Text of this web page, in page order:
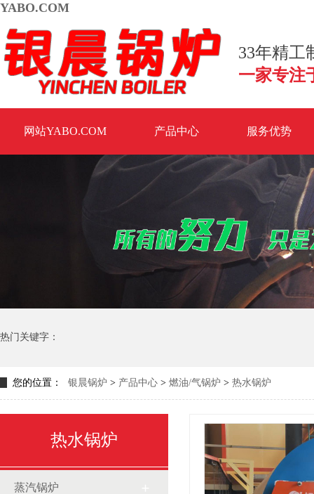
YABO.COM
33年精
一家专注
网站YABO.COM 产品中心 服务优势
热门关键字：
您的位置： 银晨锅炉 > 产品中心 > 燃油/气锅炉 > 热水锅炉
热水锅炉
蒸汽锅炉